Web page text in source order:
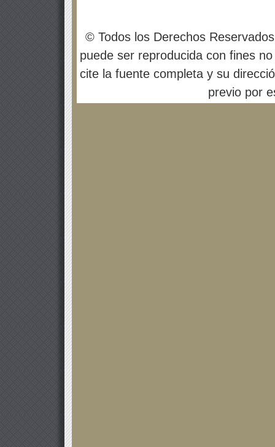
© Todos los Derechos
puede ser reproducida con fines
cite la fuente completa y su
previo por